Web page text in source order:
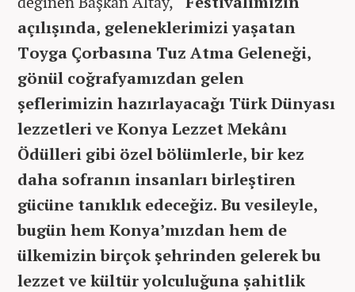
açılışında, geleneklerimizi yaşatan
Toyga Çorbasına Tuz Atma Geleneği,
gönül coğrafyamızdan gelen
şeflerimizin hazırlayacağı Türk Dünyası
lezzetleri ve Konya Lezzet Mekânı
Ödülleri gibi özel bölümlerle, bir kez
daha sofranın insanları birleştiren
gücüne tanıklık edeceğiz. Bu vesileyle,
bugün hem Konya’mızdan hem de
ülkemizin birçok şehrinden gelerek bu
lezzet ve kültür yolculuğuna şahitlik